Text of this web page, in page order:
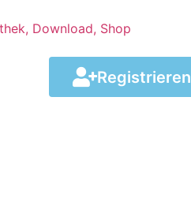
Registrieren